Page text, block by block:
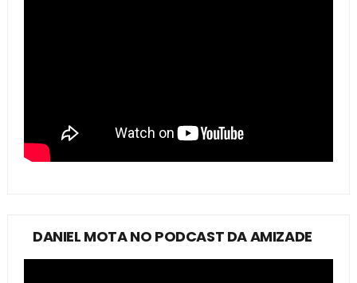
DANIEL MOTA NO PODCAST DA AMIZADE